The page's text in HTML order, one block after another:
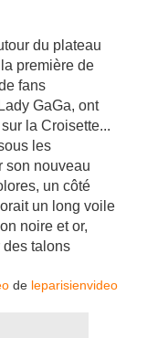
du plateau
première de
fans
GaGa, ont
la Croisette...
les
son nouveau
un côté
un long voile
noire et or,
des talons
de leparisienvideo